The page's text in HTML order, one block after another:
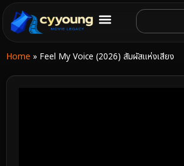
Home » Feel My Voice (2026) สัมผัสแห่งเสียง